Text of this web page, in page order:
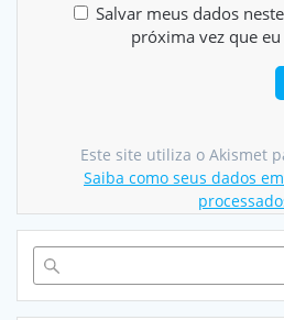
Salvar meus dados
próxima vez que
Este site utiliza o Akismet
Saiba como seus dados